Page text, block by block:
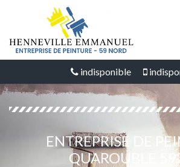
indisponible
ENTREPRISE DE
QUAROUBLE